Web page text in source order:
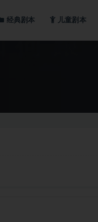
经典剧本 儿童剧本